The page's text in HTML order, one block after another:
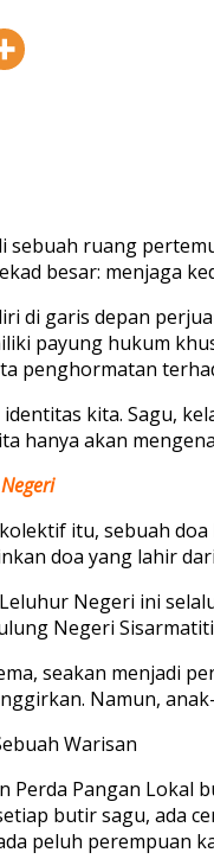
sebuah ruang
besar: menjaga
di garis depan
payung hukum
penghormatan
identitas kita. Sagu,
hanya akan
itu, sebuah
doa yang lahir
Negeri ini
Negeri
seakan menjadi
Namun,
Warisan
Perda Pangan Lokal
butir sagu, ada
peluh perempuan